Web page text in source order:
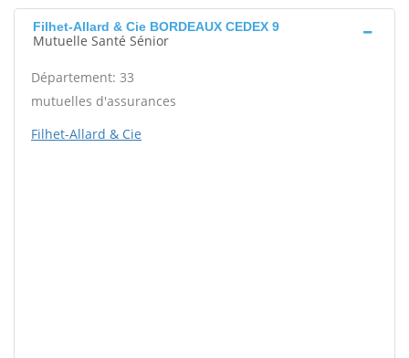
Filhet-Allard & Cie BORDEAUX CEDEX 9
Mutuelle Santé Sénior
Département: 33
mutuelles d'assurances
Filhet-Allard & Cie